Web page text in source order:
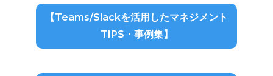
【Teams/Slackを活用したマネジメント
TIPS・事例集】